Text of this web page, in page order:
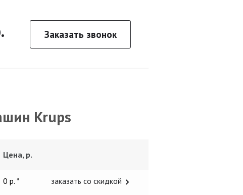
Заказать звонок
Krups
Цена, р.
0 р. * заказать со скидкой